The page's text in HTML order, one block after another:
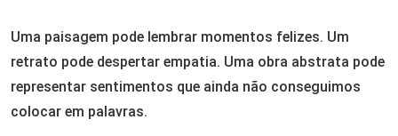
Uma paisagem pode lembrar momentos felizes. Um
retrato pode despertar empatia. Uma obra abstrata pode
representar sentimentos que ainda não conseguimos
colocar em palavras.